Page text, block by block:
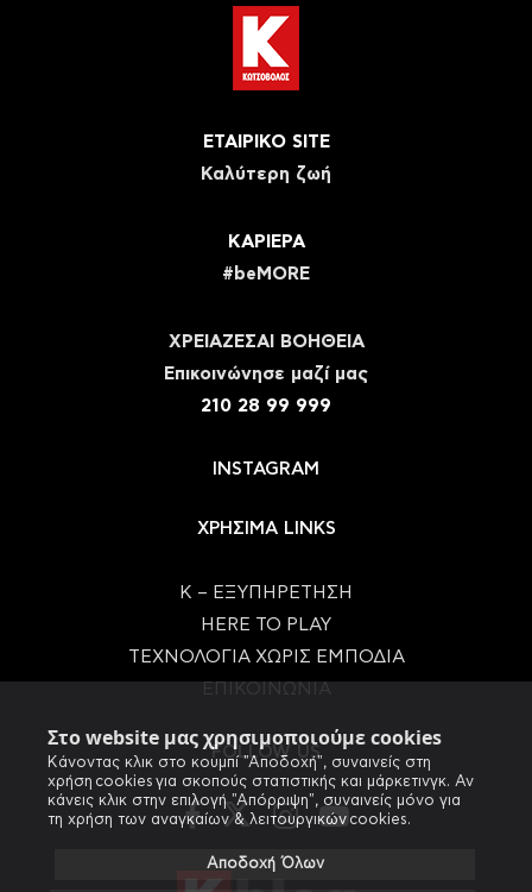
Στο website μας χρησιμοποιούμε cookies
Κάνοντας κλικ στο κουμπί "Αποδοχή", συναινείς στη
χρήση cookies για σκοπούς στατιστικής και μάρκετινγκ. Αν
κάνεις κλικ στην επιλογή "Απόρριψη", συναινείς μόνο για
τη χρήση των αναγκαίων & λειτουργικών cookies.
Αποδοχή Όλων
ΕΤΑΙΡΙΚΟ SITE
Καλύτερη ζωή
ΚΑΡΙΕΡΑ
#beMORE
ΧΡΕΙΑΖΕΣΑΙ ΒΟΗΘΕΙΑ
Eπικοινώνησε μαζί μας
210 28 99 999
INSTAGRAM
ΧΡΗΣΙΜΑ LINKS
Κ – ΕΞΥΠΗΡΕΤΗΣΗ
HERE TO PLAY
ΤΕΧΝΟΛΟΓΙΑ ΧΩΡΙΣ ΕΜΠΟΔΙΑ
FOLLOW US